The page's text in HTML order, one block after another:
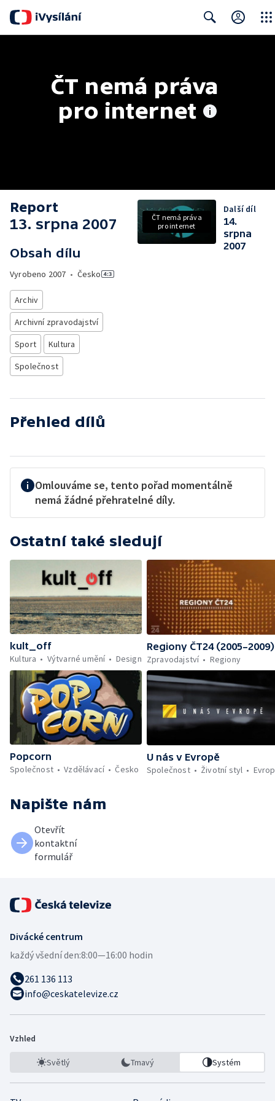
ČT nemá práva
pro internet
Report
13. srpna 2007
Obsah dílu
Vyrobeno 2007 • Česko
Archiv
Archivní zpravodajství
Sport
Kultura
Společnost
ČT nemá práva
pro internet
Další díl
14.
srpna
2007
Přehled dílů
Omlouváme se, tento pořad momentálně
nemá žádné přehratelné díly.
Ostatní také sledují
kult_off
Kultura
Výtvarné umění Design
Regiony ČT24 (2005–2009)
Zpravodajství
Regiony
Popcorn
Společnost
Vzdělávací Česko
U nás v Evropě
Společnost
Životní styl
Napište nám
Otevřít
kontaktní
formulář
Divácké centrum
každý všední den:8:00—16:00 hodin
261 136 113
info@ceskatelevize.cz
Vzhled
Světlý Tmavý Systém